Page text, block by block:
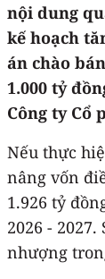
nội dung
kế hoạch
án chào
1.000 tỷ
Công ty Cổ
Nếu thực
nâng vốn
1.926 tỷ
2026 -
nhượng